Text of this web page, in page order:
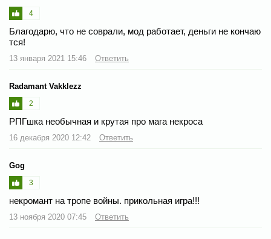
4
Благодарю, что не соврали, мод работает, деньги не кончаю
тся!
13 января 2021 15:46 Ответить
Radamant Vakklezz
2
РПГшка необычная и крутая про мага некроса
16 декабря 2020 12:42 Ответить
Gog
3
некромант на тропе войны. прикольная игра!!!
13 ноября 2020 07:45 Ответить